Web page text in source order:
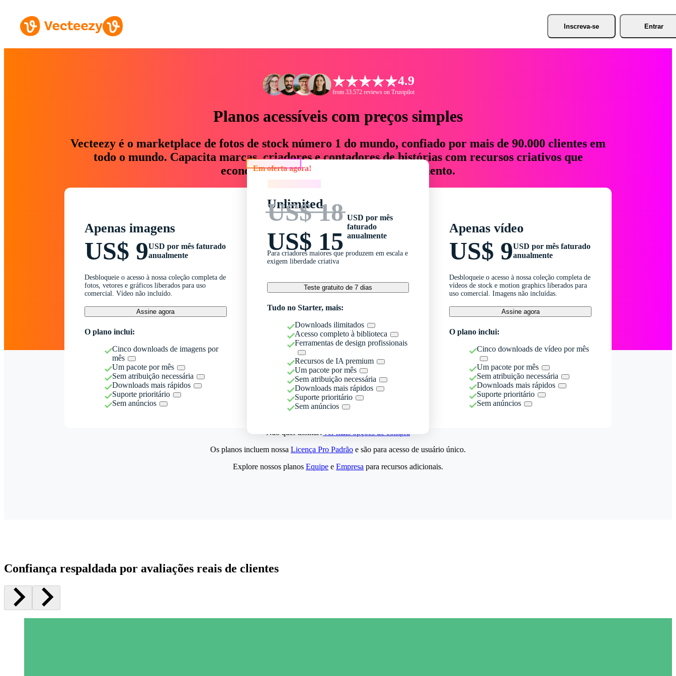
Inscreva-se Entrar
4.9
from 33.572 reviews on Trustpilot
Planos acessíveis com preços simples
Vecteezy é o marketplace de fotos de stock número 1 do mundo, confiado por mais de 90.000 clientes em
todo o mundo. Capacita marcas, criadores e contadores de histórias com recursos criativos que
economizam até 76% em tempo e orçamento.
Apenas imagens
US$ 9USD por mês faturado
anualmente
Desbloqueie o acesso à nossa coleção completa de
fotos, vetores e gráficos liberados para uso
comercial. Vídeo não incluído.
Assine agora
O plano inclui:
Cinco downloads de imagens por
mês
Um pacote por mês
Sem atribuição necessária
Downloads mais rápidos
Suporte prioritário
Sem anúncios
Unlimited
US$ 18
US$ 15
USD por mês
faturado
anualmente
Para criadores maiores que produzem em escala e
exigem liberdade criativa
Teste gratuito de 7 dias
Tudo no Starter, mais:
Downloads ilimitados
Acesso completo à biblioteca
Ferramentas de design profissionais
Recursos de IA premium
Um pacote por mês
Sem atribuição necessária
Downloads mais rápidos
Suporte prioritário
Sem anúncios
Apenas vídeo
US$ 9USD por mês faturado
anualmente
Desbloqueie o acesso à nossa coleção completa de
vídeos de stock e motion graphics liberados para
uso comercial. Imagens não incluídas.
Assine agora
O plano inclui:
Cinco downloads de vídeo por mês
Um pacote por mês
Sem atribuição necessária
Downloads mais rápidos
Suporte prioritário
Sem anúncios
Não quer assinar?Ver mais opções de compra
Os planos incluem nossa Licença Pro Padrão e são para acesso de usuário único.
Explore nossos planos Equipe e Empresa para recursos adicionais.
Confiança respaldada por avaliações reais de clientes